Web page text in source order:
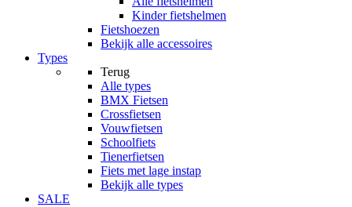
Kinder fietshelmen
Fietshoezen
Bekijk alle accessoires
Types
Terug
Alle types
BMX Fietsen
Crossfietsen
Vouwfietsen
Schoolfiets
Tienerfietsen
Fiets met lage instap
Bekijk alle types
SALE